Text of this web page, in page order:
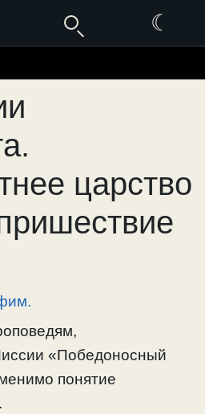
☾
царство
«Победоносный
понятие